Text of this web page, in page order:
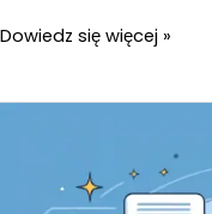
Yoast
SEO
poprawić
Dowiedz się więcej »